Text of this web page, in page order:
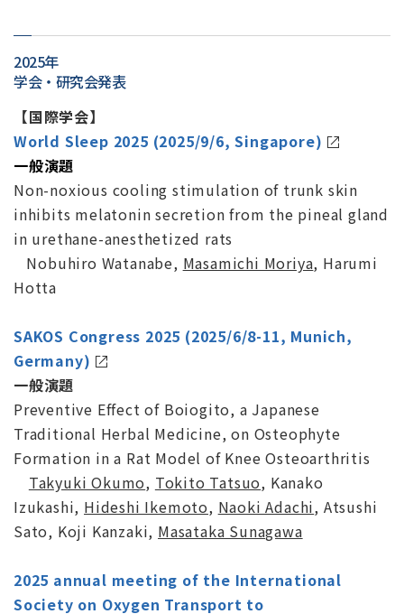
2025年
学会・研究会発表
【国際学会】
World Sleep 2025 (2025/9/6, Singapore)
一般演題
Non-noxious cooling stimulation of trunk skin
inhibits melatonin secretion from the pineal gland
in urethane-anesthetized rats
Nobuhiro Watanabe, Masamichi Moriya, Harumi
Hotta
SAKOS Congress 2025 (2025/6/8-11, Munich,
Germany)
一般演題
Preventive Effect of Boiogito, a Japanese
Traditional Herbal Medicine, on Osteophyte
Formation in a Rat Model of Knee Osteoarthritis
Takyuki Okumo, Tokito Tatsuo, Kanako
Izukashi, Hideshi Ikemoto, Naoki Adachi, Atsushi
Sato, Koji Kanzaki, Masataka Sunagawa
2025 annual meeting of the International
Society on Oxygen Transport to